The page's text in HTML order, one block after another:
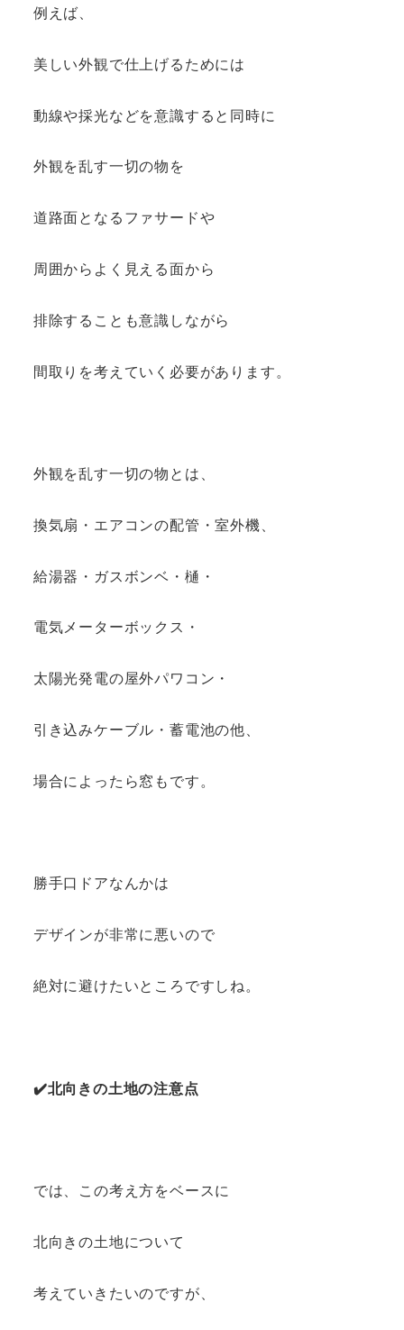
例えば、
美しい外観で仕上げるためには
動線や採光などを意識すると同時に
外観を乱す一切の物を
道路面となるファサードや
周囲からよく見える面から
排除することも意識しながら
間取りを考えていく必要があります。
外観を乱す一切の物とは、
換気扇・エアコンの配管・室外機、
給湯器・ガスボンベ・樋・
電気メーターボックス・
太陽光発電の屋外パワコン・
引き込みケーブル・蓄電池の他、
場合によったら窓もです。
勝手口ドアなんかは
デザインが非常に悪いので
絶対に避けたいところですしね。
✔️北向きの土地の注意点
では、この考え方をベースに
北向きの土地について
考えていきたいのですが、